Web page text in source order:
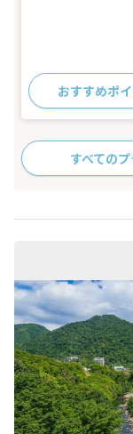
おすすめポ
すべての